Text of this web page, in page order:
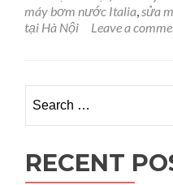
máy
Nội
máy bơm nước Italia,sửa
tại Hà Nội
Leave a
RECENT